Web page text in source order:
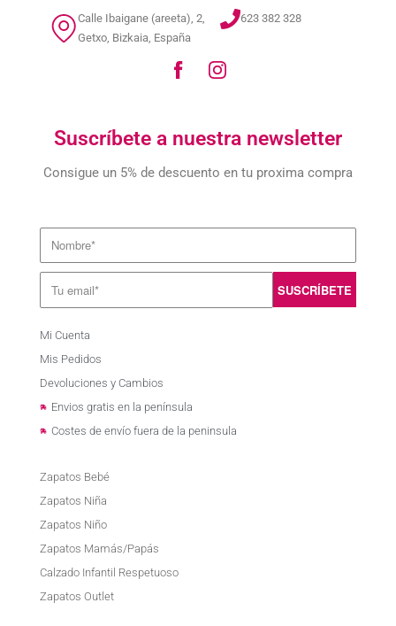
Calle Ibaigane (areeta), 2,
Getxo, Bizkaia, España
623 382 328
Suscríbete a nuestra newsletter
Consigue un 5% de descuento en tu proxima compra
Mi Cuenta
Mis Pedidos
Devoluciones y Cambios
Envios gratis en la península
Costes de envío fuera de la peninsula
Zapatos Bebé
Zapatos Niña
Zapatos Niño
Zapatos Mamás/Papás
Calzado Infantil Respetuoso
Zapatos Outlet